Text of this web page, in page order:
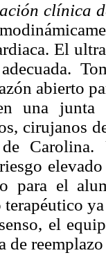
clínica
El
abierto
una junta
cirujanos
Carolina.
para el
el
de